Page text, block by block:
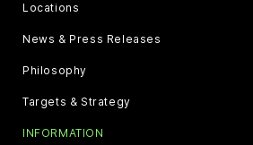
Locations
News & Press Releases
Philosophy
Targets & Strategy
INFORMATION